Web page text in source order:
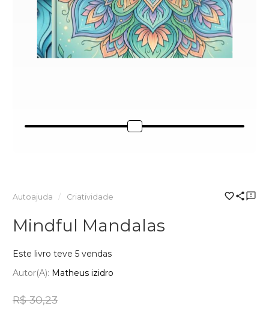
Autoajuda Criatividade
Mindful Mandalas
Este livro teve 5 vendas
Autor(a): Matheus izidro
R$ 30,23